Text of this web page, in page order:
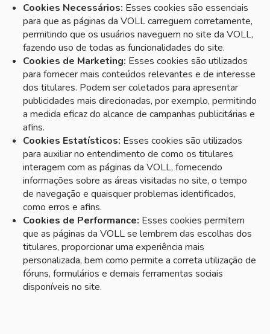
Cookies Necessários: Esses cookies são essenciais
para que as páginas da VOLL carreguem corretamente,
permitindo que os usuários naveguem no site da VOLL,
fazendo uso de todas as funcionalidades do site.
Cookies de Marketing: Esses cookies são utilizados
para fornecer mais conteúdos relevantes e de interesse
dos titulares. Podem ser coletados para apresentar
publicidades mais direcionadas, por exemplo, permitindo
a medida eficaz do alcance de campanhas publicitárias e
afins.
Cookies Estatísticos: Esses cookies são utilizados
para auxiliar no entendimento de como os titulares
interagem com as páginas da VOLL, fornecendo
informações sobre as áreas visitadas no site, o tempo
de navegação e quaisquer problemas identificados,
como erros e afins.
Cookies de Performance: Esses cookies permitem
que as páginas da VOLL se lembrem das escolhas dos
titulares, proporcionar uma experiência mais
personalizada, bem como permite a correta utilização de
fóruns, formulários e demais ferramentas sociais
disponíveis no site.